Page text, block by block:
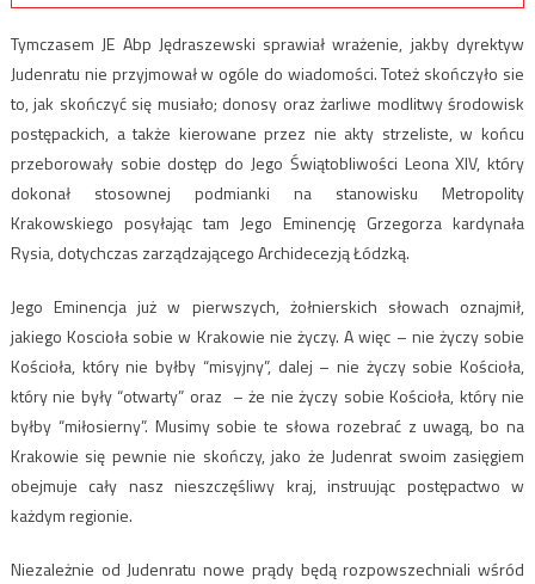
Tymczasem JE Abp Jędraszewski sprawiał wrażenie, jakby dyrektyw
Judenratu nie przyjmował w ogóle do wiadomości. Toteż skończyło sie
to, jak skończyć się musiało; donosy oraz żarliwe modlitwy środowisk
postępackich, a także kierowane przez nie akty strzeliste, w końcu
przeborowały sobie dostęp do Jego Świątobliwości Leona XIV, który
dokonał stosownej podmianki na stanowisku Metropolity
Krakowskiego posyłając tam Jego Eminencję Grzegorza kardynała
Rysia, dotychczas zarządzającego Archidecezją Łódzką.
Jego Eminencja już w pierwszych, żołnierskich słowach oznajmił,
jakiego Koscioła sobie w Krakowie nie życzy. A więc – nie życzy sobie
Kościoła, który nie byłby “misyjny”, dalej – nie życzy sobie Kościoła,
który nie były “otwarty” oraz – że nie życzy sobie Kościoła, który nie
byłby “miłosierny”. Musimy sobie te słowa rozebrać z uwagą, bo na
Krakowie się pewnie nie skończy, jako że Judenrat swoim zasięgiem
obejmuje cały nasz nieszczęśliwy kraj, instruując postępactwo w
każdym regionie.
Niezależnie od Judenratu nowe prądy będą rozpowszechniali wśród